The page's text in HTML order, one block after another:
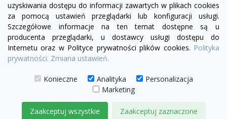
uzyskiwania dostępu do informacji zawartych w plikach cookies
za pomocą ustawień przeglądarki lub konfiguracji usługi.
Szczegółowe informacje na ten temat dostępne są u
producenta przeglądarki, u dostawcy usługi dostępu do
Internetu oraz w Polityce prywatności plików cookies. Polityka
prywatności. Zmiana ustawień.
Konieczne Analityka
Personalizacja
Marketing
Zaakceptuj wszystkie Zaakceptuj zaznaczone
PRODUKTY

INFORMACJE
